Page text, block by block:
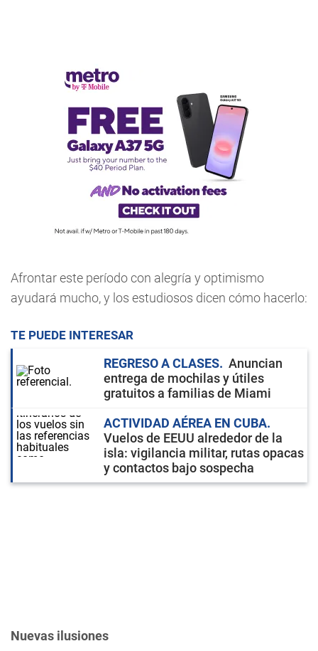
Afrontar este período con alegría y optimismo
ayudará mucho, y los estudiosos dicen cómo hacerlo:
TE PUEDE INTERESAR
REGRESO A CLASES
Anuncian
entrega de mochilas y útiles
gratuitos a familias de Miami
ACTIVIDAD AÉREA EN CUBA
Vuelos de EEUU alrededor de la
isla: vigilancia militar, rutas opacas
y contactos bajo sospecha
Nuevas ilusiones